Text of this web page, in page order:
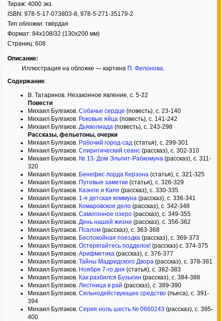
Тираж: 4000 экз.
ISBN: 978-5-17-073803-8, 978-5-271-35179-2
Тип обложки: твёрдая
Формат: 84x108/32 (130x200 мм)
Страниц: 608
Описание:
Иллюстрация на обложке — картина П. Филонова.
Содержание:
В. Татаринов. Незаконное явление, с. 5-22
Повести
Михаил Булгаков. Собачье сердце (повесть), с. 23-140
Михаил Булгаков. Роковые яйца (повесть), с. 141-242
Михаил Булгаков. Дьяволиада (повесть), с. 243-298
Рассказы, фельетоны, очерки
Михаил Булгаков. Рабочий город-сад (статья), с. 299-301
Михаил Булгаков. Спиритический сеанс (рассказ), с. 302-310
Михаил Булгаков. № 13. Дом Эльпит-Рабкомуна (рассказ), с. 311-
320
Михаил Булгаков. Бенефис лорда Керзона (статья), с. 321-325
Михаил Булгаков. Путевые заметки (статья), с. 326-329
Михаил Булгаков. Каэнпе и Капе (рассказ), с. 330-335
Михаил Булгаков. 1-я детская коммуна (рассказ), с. 336-341
Михаил Булгаков. Комаровское дело (рассказ), с. 342-348
Михаил Булгаков. Самогонное озеро (рассказ), с. 349-355
Михаил Булгаков. День нашей жизни (рассказ), с. 356-362
Михаил Булгаков. Псалом (рассказ), с. 363-368
Михаил Булгаков. Беспокойная поездка (рассказ), с. 369-373
Михаил Булгаков. Остерегайтесь подделок! (рассказ) с. 374-375
Михаил Булгаков. Арифметика (рассказ), с. 376-377
Михаил Булгаков. Тайны Мадридского Двора (рассказ), с. 378-381
Михаил Булгаков. Ноября 7-го дня (статья), с. 382-383
Михаил Булгаков. Как разбился Бузыгин (рассказ), с. 384-388
Михаил Булгаков. Лестница в рай (рассказ), с. 389-390
Михаил Булгаков. Сильнодействующее средство (пьеса), с. 391-
394
Михаил Булгаков. Серия ноль шесть № 0660243 (рассказ), с. 395-
400